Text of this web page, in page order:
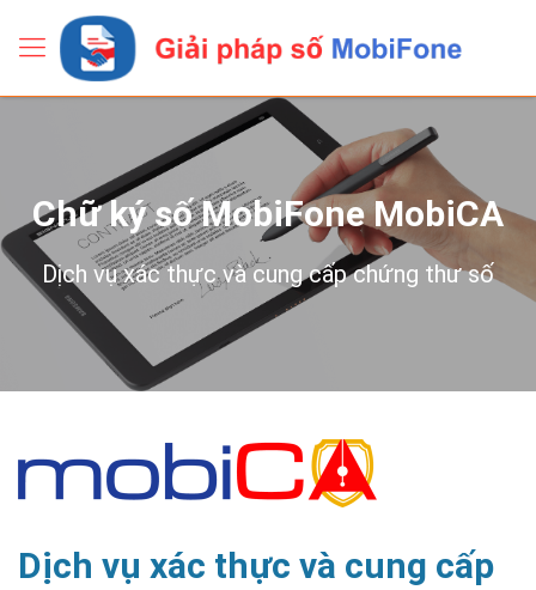
Chữ ký số MobiFone MobiCA
Dịch vụ xác thực và cung cấp chứng thư số
Dịch vụ xác thực và cung cấp